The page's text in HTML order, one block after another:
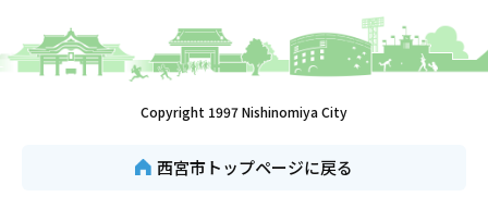
Copyright 1997 Nishinomiya City
西宮市トップページに戻る